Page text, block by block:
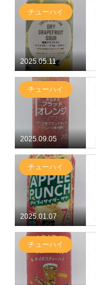
2025.05.11
チューハイ
2025.09.05
チューハイ
2025.01.07
チューハイ
チューハイ